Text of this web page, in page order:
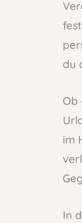
du
Ob
im
In